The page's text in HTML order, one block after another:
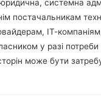
Тепер вимкніть
Усі методи як це
Натисніть та
системна
постачальникам
ІТ-
у разі потреби
може бути